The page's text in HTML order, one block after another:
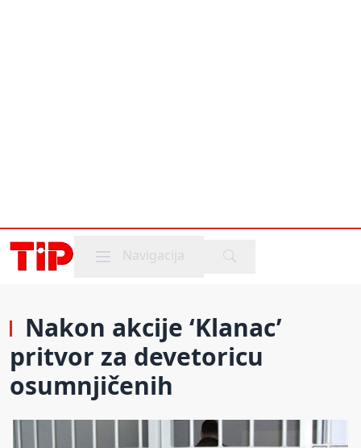
Mobile menu
Navigacija
Nakon akcije ‘Klanac’
pritvor za devetoricu
osumnjičenih